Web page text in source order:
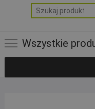
Wszystkie